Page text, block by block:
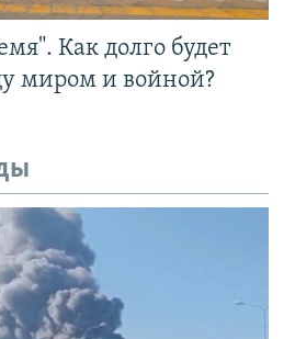
Как долго будет
миром и войной?